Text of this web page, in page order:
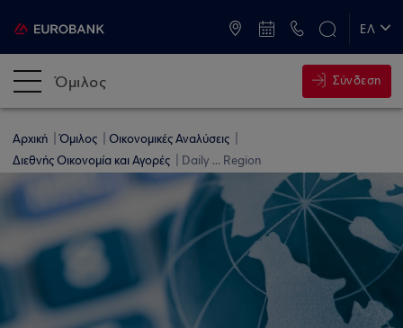
ΕΛ
Όμιλος Σύνδεση
Αρχική Όμιλος
Οικονομικές Αναλύσεις
Διεθνής Οικονομία και Αγορές
Daily ... Region